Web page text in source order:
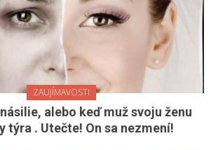
ZAUJÍMAVOSTI
alebo keď muž svoju ženu
týra . Utečte! On sa nezmení!